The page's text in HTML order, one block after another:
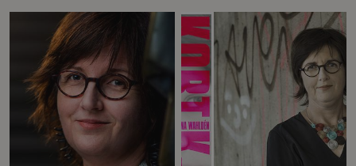
Efter mer än sextio år berättas nu hennes historia. Christina
Wahldéns nya barnbok Mitt käraste gyllene barn tar oss från Polen
till Sverige och sedan vidare till USA.